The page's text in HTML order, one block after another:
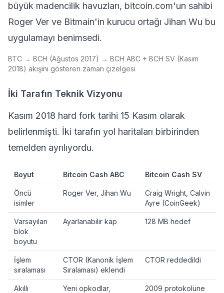
büyük madencilik havuzları, bitcoin.com'un sahibi
Roger Ver ve Bitmain'in kurucu ortağı Jihan Wu bu
uygulamayı benimsedi.
BTC → BCH (Ağustos 2017) → BCH ABC + BCH SV (Kasım
2018) akışını gösteren zaman çizelgesi
İki Tarafın Teknik Vizyonu
Kasım 2018 hard fork tarihi 15 Kasım olarak
belirlenmişti. İki tarafın yol haritaları birbirinden
temelden ayrılıyordu.
Boyut Bitcoin Cash ABC Bitcoin Cash SV
Öncü
isimler
Roger Ver, Jihan Wu
Craig Wright, Calvin
Ayre (CoinGeek)
Varsayılan
blok
boyutu
Ayarlanabilir kap 128 MB hedef
İşlem
sıralaması
CTOR (Kanonik İşlem
Sıralaması) eklendi
CTOR reddedildi
Akıllı
Yeni opkodlar,
2009 protokolüne